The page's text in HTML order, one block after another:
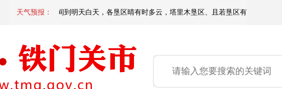
天气预报：
预计：今天夜间到明天白天，各垦区晴有时多云，塔里木垦区、且若垦区有扬沙或浮